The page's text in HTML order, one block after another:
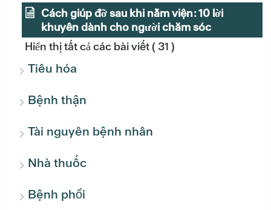
Cách giúp đỡ sau khi nằm viện: 10 lời
khuyên dành cho người chăm sóc
Hiển thị tất cả các bài viết( 31 )
Tiêu hóa
Bệnh thận
Tài nguyên bệnh nhân
Nhà thuốc
Bệnh phổi